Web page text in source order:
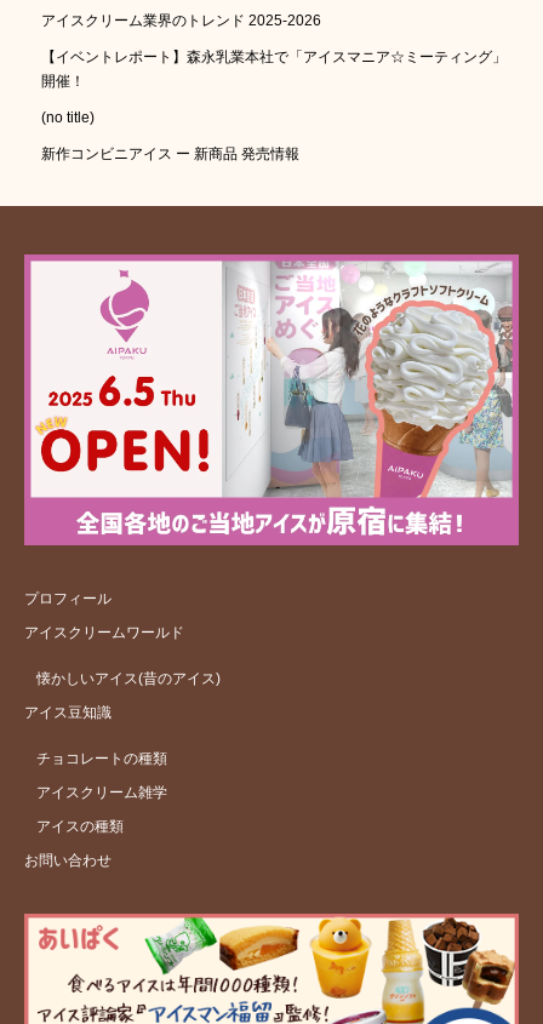
アイスクリーム業界のトレンド 2025-2026
【イベントレポート】森永乳業本社で「アイスマニア☆ミーティング」
開催！
(no title)
新作コンビニアイス ー 新商品 発売情報
プロフィール
アイスクリームワールド
懐かしいアイス(昔のアイス)
アイス豆知識
チョコレートの種類
アイスクリーム雑学
アイスの種類
お問い合わせ